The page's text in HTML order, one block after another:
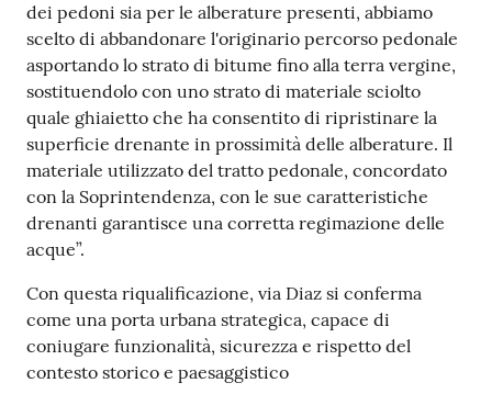
dei pedoni sia per le alberature presenti, abbiamo
scelto di abbandonare l'originario percorso pedonale
asportando lo strato di bitume fino alla terra vergine,
sostituendolo con uno strato di materiale sciolto
quale ghiaietto che ha consentito di ripristinare la
superficie drenante in prossimità delle alberature. Il
materiale utilizzato del tratto pedonale, concordato
con la Soprintendenza, con le sue caratteristiche
drenanti garantisce una corretta regimazione delle
acque”.
Con questa riqualificazione, via Diaz si conferma
come una porta urbana strategica, capace di
coniugare funzionalità, sicurezza e rispetto del
contesto storico e paesaggistico